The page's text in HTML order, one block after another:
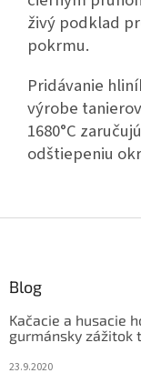
živý podklad
pokrmu.
Pridávanie
výrobe
1680°C
odštiepeniu
Blog
Kačacie a husacie
gurmánsky zážitok
23.9.2020